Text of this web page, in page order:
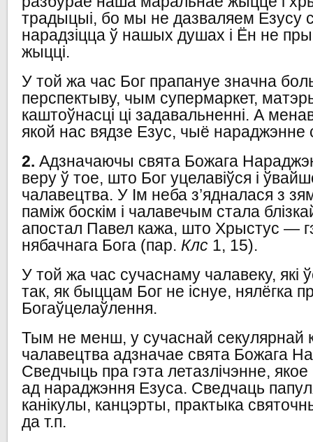
традыцыі, бо мы не дазваляем Езусу
нарадзіцца ў нашых душах і Ён не
жыцці.
У той жа час Бог прапануе значна
перспектыву, чым супермаркет,
каштоўнасці ці задавальненні. А
якой нас вядзе Езус, чыё нараджэнне
2. Адзначаючы свята Божага
веру ў тое, што Бог уцелавіўся і
чалавецтва. У Ім неба з’ядналася з
паміж боскім і чалавечым стала
апостал Павел кажа, што Хрыстус —
нябачнага Бога (пар.Клс 1, 15).
У той жа час сучаснаму чалавеку, які
так, як быццам Бог не існуе, нялёгка
Богаўцелаўлення.
Тым не менш, у сучаснай секулярнай
чалавецтва адзначае свята Божага
Сведчыць пра гэта летазлічэнне,
ад нараджэння Езуса. Сведчаць
канікулы, канцэрты, практыка
да т.п.